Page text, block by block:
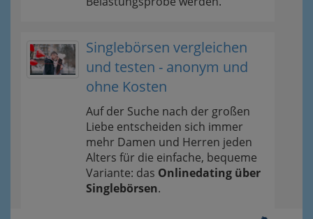
Singlebörsen vergleichen
und testen - anonym und
ohne Kosten
Auf der Suche nach der großen
Liebe entscheiden sich immer
mehr Damen und Herren jeden
Alters für die einfache, bequeme
Variante: das Onlinedating über
Singlebörsen.